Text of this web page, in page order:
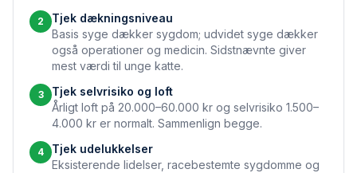
2
Tjek dækningsniveau
Basis syge dækker sygdom; udvidet syge dækker
også operationer og medicin. Sidstnævnte giver
mest værdi til unge katte.
3
Tjek selvrisiko og loft
Årligt loft på 20.000–60.000 kr og selvrisiko 1.500–
4.000 kr er normalt. Sammenlign begge.
4
Tjek udelukkelser
Eksisterende lidelser, race­bestemte sygdomme og